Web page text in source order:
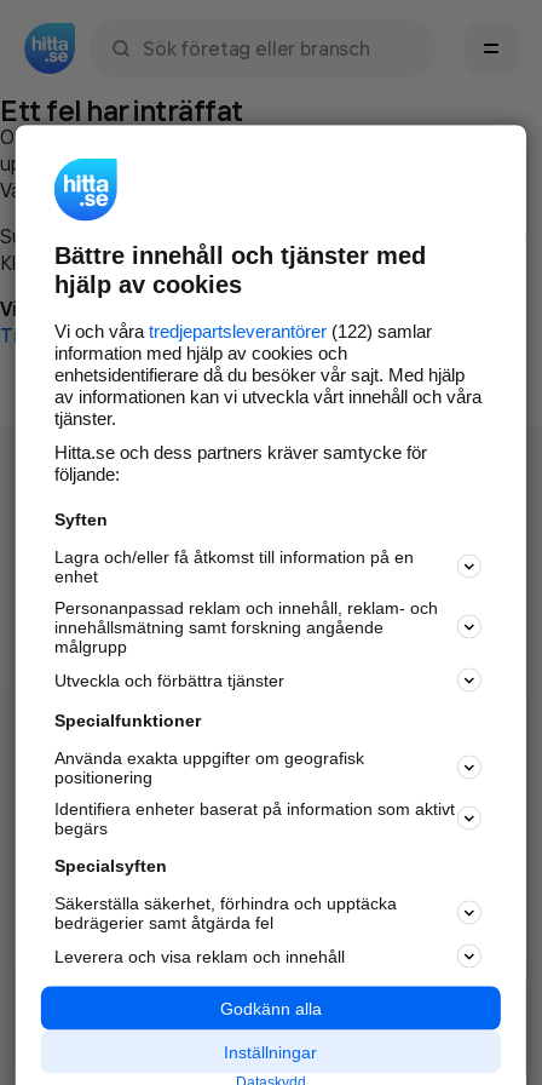
Ett fel har inträffat
Om du vill kan du
uppstod så att vi lättare och snabbare kan avhjälpa det.
Vänligen försök med följande:
Surfa till
Klicka påTillbaka-knappen i webbläsaren och försök igen
Vi beklagar besväret!
Till startsidan
Hitta.se - Gratis nummerupplysning.
Sök företag, personer och platser.
Hitta telefonnummer, adresser, företagsinfo mm.
Marknadsför företaget
Kom igång och annonsera mot
samarbetspartners nära dig.
Alla kategorier
Populära sökningar
API & Kartor
Annonsera
Integritet
Nödnummer
Bättre innehåll och tjänster med
hjälp av cookies
Vi och våra tredjepartsleverantörer(122) samlar
information med hjälp av cookies och
enhetsidentifierare då du besöker vår sajt. Med hjälp
av informationen kan vi utveckla vårt innehåll och våra
tjänster.
Hitta.se och dess partners kräver samtycke för
följande:
Syften
Lagra och/eller få åtkomst till information på en
enhet
Personanpassad reklam och innehåll, reklam- och
innehållsmätning samt forskning angående
målgrupp
Utveckla och förbättra tjänster
Specialfunktioner
Använda exakta uppgifter om geografisk
positionering
Identifiera enheter baserat på information som aktivt
begärs
Specialsyften
Säkerställa säkerhet, förhindra och upptäcka
bedrägerier samt åtgärda fel
Leverera och visa reklam och innehåll
Godkänn alla
Inställningar
Dataskydd